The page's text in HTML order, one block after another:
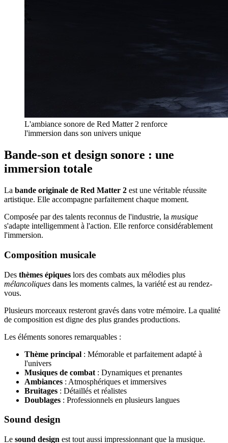
L'ambiance sonore de Red Matter 2 renforce
l'immersion dans son univers unique
Bande-son et design sonore : une
immersion totale
La bande originale de Red Matter 2 est une véritable réussite
artistique. Elle accompagne parfaitement chaque moment.
Composée par des talents reconnus de l'industrie, la musique
s'adapte intelligemment à l'action. Elle renforce considérablement
l'immersion.
Composition musicale
Des thèmes épiques lors des combats aux mélodies plus
mélancoliques dans les moments calmes, la variété est au rendez-
vous.
Plusieurs morceaux resteront gravés dans votre mémoire. La qualité
de composition est digne des plus grandes productions.
Les éléments sonores remarquables :
Thème principal : Mémorable et parfaitement adapté à
l'univers
Musiques de combat : Dynamiques et prenantes
Ambiances : Atmosphériques et immersives
Bruitages : Détaillés et réalistes
Doublages : Professionnels en plusieurs langues
Sound design
Le sound design est tout aussi impressionnant que la musique.